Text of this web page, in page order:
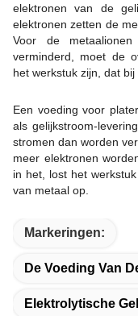
elektronen van de
elektronen zetten de
Voor de
verminderd, moet de
het werkstuk zijn, dat bij
Een voeding voor
als gelijkstroom-
stromen dan worden
meer elektronen
in het, lost het
van metaal op.
Markeringen:
De Voeding Van
Elektrolytische